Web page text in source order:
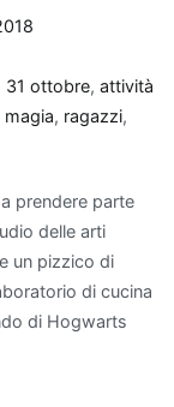
31 ottobre, attività
magia, ragazzi,
prendere parte
delle arti
un pizzico di
di cucina
di Hogwarts